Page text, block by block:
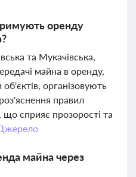
оренду
та Мукачівська,
майна в оренду,
організовують
правил
що сприяє прозорості та
майна через